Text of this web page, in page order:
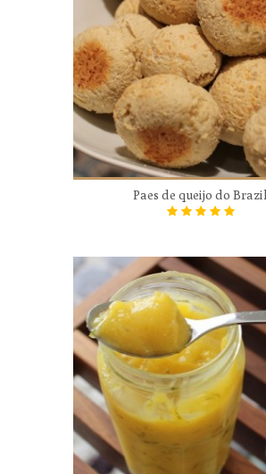
Paes de queijo do Brazil